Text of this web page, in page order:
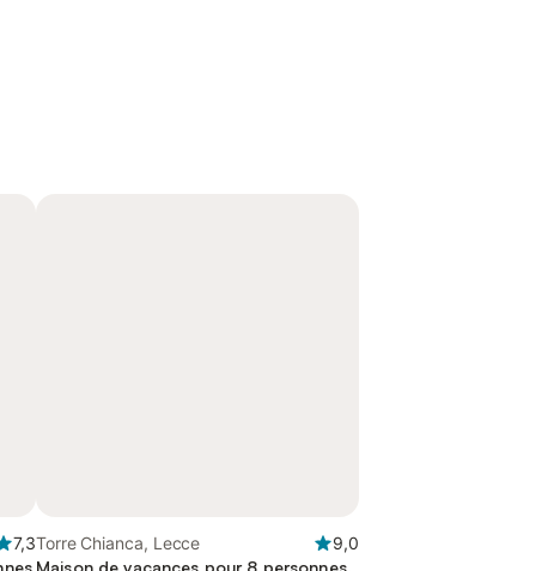
7,3Torre Chianca, Lecce
9,0
Maison de vacances pour 8 personnes,